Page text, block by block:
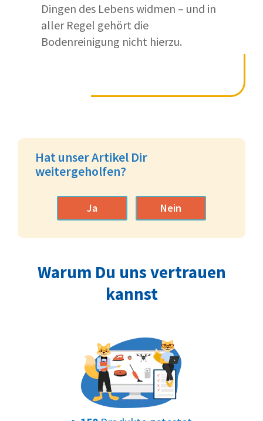
Dingen des Lebens widmen – und in
aller Regel gehört die
Bodenreinigung nicht hierzu.
Hat unser Artikel Dir
weitergeholfen?
Ja Nein
Warum Du uns vertrauen
kannst